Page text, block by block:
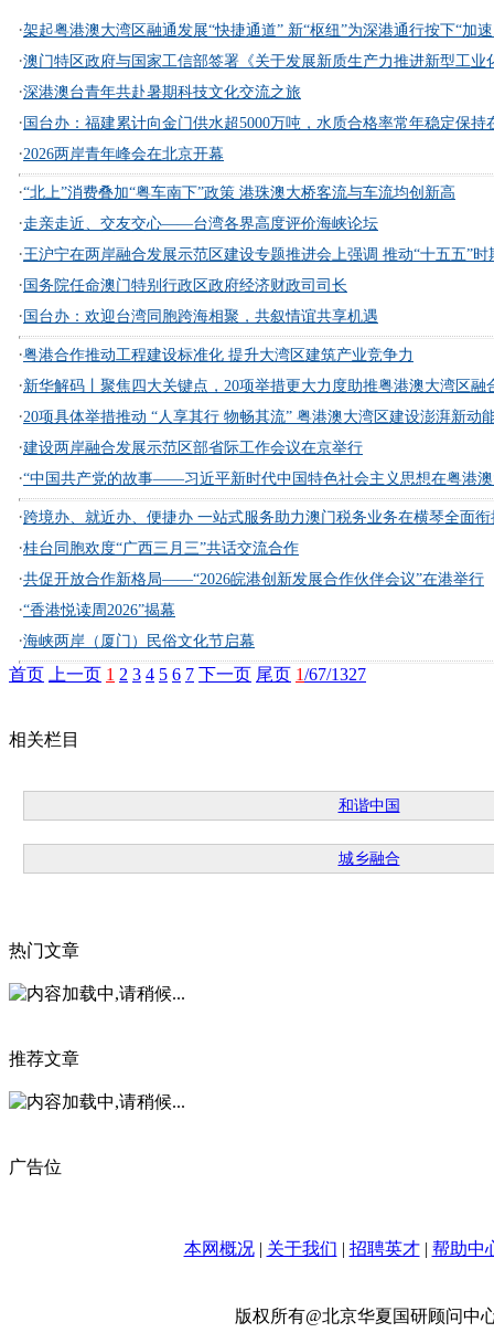
·架起粤港澳大湾区融通发展“快捷通道” 新“枢纽”为深港通行按下“加
·澳门特区政府与国家工信部签署《关于发展新质生产力推进新型工业
·深港澳台青年共赴暑期科技文化交流之旅
· 国台办：福建累计向金门供水超5000万吨，水质合格率常年稳定保持
·2026两岸青年峰会在北京开幕
·“北上”消费叠加“粤车南下”政策 港珠澳大桥客流与车流均创新高
·走亲走近、交友交心——台湾各界高度评价海峡论坛
·王沪宁在两岸融合发展示范区建设专题推进会上强调 推动“十五五”时
· 国务院任命澳门特别行政区政府经济财政司司长
· 国台办：欢迎台湾同胞跨海相聚，共叙情谊共享机遇
·粤港合作推动工程建设标准化 提升大湾区建筑产业竞争力
·新华解码丨聚焦四大关键点，20项举措更大力度助推粤港澳大湾区融
·20项具体举措推动 “人享其行 物畅其流” 粤港澳大湾区建设澎湃新动
·建设两岸融合发展示范区部省际工作会议在京举行
·“中国共产党的故事——习近平新时代中国特色社会主义思想在粤港
·跨境办、就近办、便捷办 一站式服务助力澳门税务业务在横琴全面衔
·桂台同胞欢度“广西三月三”共话交流合作
·共促开放合作新格局——“2026皖港创新发展合作伙伴会议”在港举行
·“香港悦读周2026”揭幕
·海峡两岸（厦门）民俗文化节启幕
首页 上一页 1 2 3 4 5 6 7 下一页 尾页 1/67/1327
相关栏目
和谐中国
城乡融合
热门文章
推荐文章
广告位
本网概况| 关于我们 | 招聘英才| 帮助中
版权所有@北京华夏国研顾问中